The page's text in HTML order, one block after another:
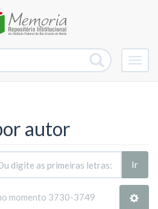
autor
Ir
momento 3730-3749